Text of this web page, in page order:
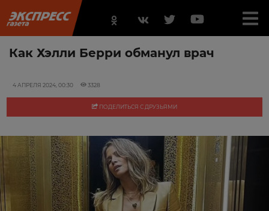
Как Хэлли Берри обманул врач
4 АПРЕЛЯ 2024, 00:30 3328
ПОДЕЛИТЬСЯ С ДРУЗЬЯМИ